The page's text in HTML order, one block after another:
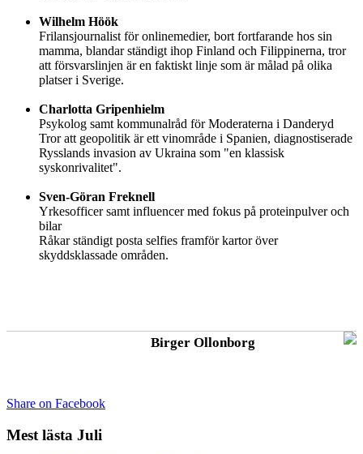
Wilhelm Höök
Frilansjournalist för onlinemedier, bort fortfarande hos sin
mamma, blandar ständigt ihop Finland och Filippinerna, tror
att försvarslinjen är en faktiskt linje som är målad på olika
platser i Sverige.
Charlotta Gripenhielm
Psykolog samt kommunalråd för Moderaterna i Danderyd
Tror att geopolitik är ett vinområde i Spanien, diagnostiserade
Rysslands invasion av Ukraina som "en klassisk
syskonrivalitet".
Sven-Göran Freknell
Yrkesofficer samt influencer med fokus på proteinpulver och
bilar
Råkar ständigt posta selfies framför kartor över
skyddsklassade områden.
Birger Ollonborg
Share on Facebook
Mest lästa Juli